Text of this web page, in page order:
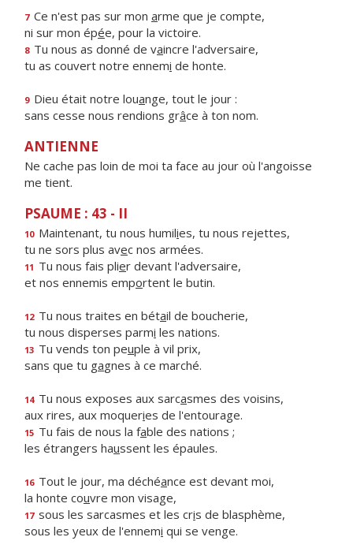
7 Ce n'est pas sur mon arme que je compte,
ni sur mon épée, pour la victoire.
8 Tu nous as donné de vaincre l'adversaire,
tu as couvert notre ennemi de honte.
9 Dieu était notre louange, tout le jour :
sans cesse nous rendions grâce à ton nom.
ANTIENNE
Ne cache pas loin de moi ta face au jour où l'angoisse
me tient.
PSAUME : 43 - II
10 Maintenant, tu nous humilies, tu nous rejettes,
tu ne sors plus avec nos armées.
11 Tu nous fais plier devant l'adversaire,
et nos ennemis emportent le butin.
12 Tu nous traites en bétail de boucherie,
tu nous disperses parmi les nations.
13 Tu vends ton peuple à vil prix,
sans que tu gagnes à ce marché.
14 Tu nous exposes aux sarcasmes des voisins,
aux rires, aux moqueries de l'entourage.
15 Tu fais de nous la fable des nations ;
les étrangers haussent les épaules.
16 Tout le jour, ma déchéance est devant moi,
la honte couvre mon visage,
17 sous les sarcasmes et les cris de blasphème,
sous les yeux de l'ennemi qui se venge.